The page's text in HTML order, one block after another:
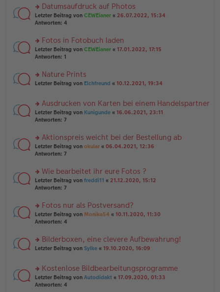
tr
a
g
e
n
er
tr
a
g
n
g
el
e
n
er
tr
a
rs
te
n
g
el
e
n
ei
tr
a
Datumsaufdruck auf Photos
Letzter Beitrag von CEWEianer « 26.07.2022, 15:34
Antworten: 4
rs
te
n
g
es
e
n
er
ei
tr
a
Fotos in Fotobuch laden
Letzter Beitrag von CEWEianer « 17.01.2022, 17:15
Antworten: 1
rs
u
n
g
es
e
n
er
ei
tr
a
Nature Prints
Letzter Beitrag von Elchfreund « 10.12.2021, 19:34
rs
te
n
g
el
e
n
er
tr
a
g
Ausdrucken von Karten bei einem Handelspartner
Letzter Beitrag von Kunigunde « 16.06.2021, 23:11
Antworten: 7
rs
te
n
g
el
e
n
er
tr
a
Aktionspreis weicht bei der Bestellung ab
Letzter Beitrag von okular « 06.04.2021, 12:36
Antworten: 7
rs
te
n
g
el
e
n
ei
tr
a
Wie bearbeitet ihr eure Fotos ?
Letzter Beitrag von freddi11 « 21.12.2020, 15:12
Antworten: 7
rs
te
n
g
es
e
n
er
Fotos nur als Postversand?
Letzter Beitrag von Monika54 « 10.11.2020, 11:30
Antworten: 4
rs
u
n
g
Bilderboxen, eine clevere Aufbewahrung!
Letzter Beitrag von Sylke « 19.10.2020, 16:09
rs
te
Kostenlose Bildbearbeitungsprogramme
Letzter Beitrag von Autodidakt « 17.09.2020, 01:33
Antworten: 4